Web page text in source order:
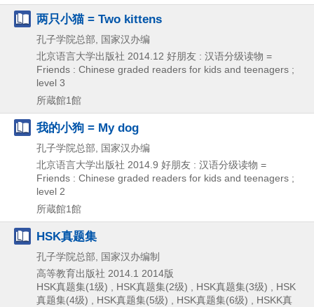
两只小猫 = Two kittens
孔子学院总部, 国家汉办编
北京语言大学出版社 2014.12 好朋友 : 汉语分级读物 =
Friends : Chinese graded readers for kids and teenagers ;
level 3
所蔵館1館
我的小狗 = My dog
孔子学院总部, 国家汉办编
北京语言大学出版社 2014.9 好朋友 : 汉语分级读物 =
Friends : Chinese graded readers for kids and teenagers ;
level 2
所蔵館1館
HSK真题集
孔子学院总部, 国家汉办编制
高等教育出版社 2014.1 2014版
HSK真题集(1级) , HSK真题集(2级) , HSK真题集(3级) , HSK
真题集(4级) , HSK真题集(5级) , HSK真题集(6级) , HSKK真